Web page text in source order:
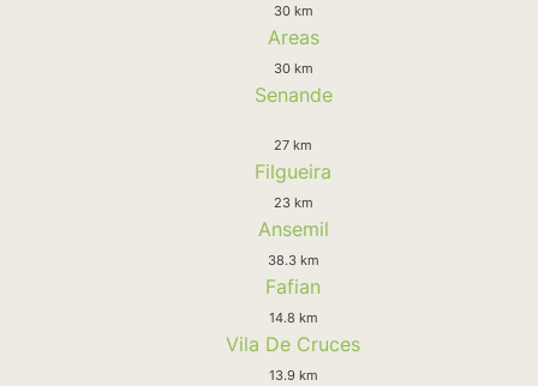
30 km
Areas
30 km
Senande
27 km
Filgueira
23 km
Ansemil
38.3 km
Fafian
14.8 km
Vila De Cruces
13.9 km